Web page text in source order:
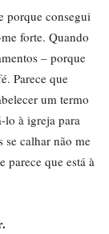
porque consegui
forte. Quando
– porque
Parece que
um termo
lo à igreja para
se calhar não me
parece que está à